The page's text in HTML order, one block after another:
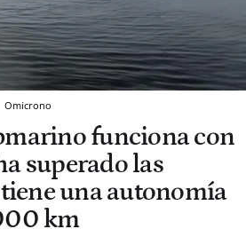
Omicrono
funciona con
superado las
una autonomía
km